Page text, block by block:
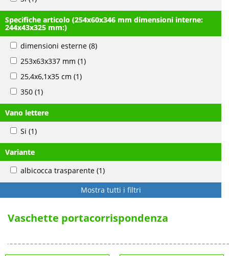
Specifiche articolo (254x60x346 mm dimensioni interne:
244x43x325 mm:)
dimensioni esterne (8)
253x63x337 mm (1)
25,4x6,1x35 cm (1)
350 (1)
Vano lettere
Si (1)
Variante
albicocca trasparente (1)
Mostra tutti i filtri
Vaschette portacorrispondenza